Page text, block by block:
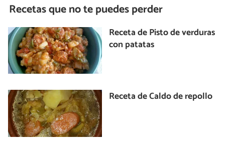
Recetas que no te puedes perder
Receta de Pisto de verduras
con patatas
Receta de Caldo de repollo